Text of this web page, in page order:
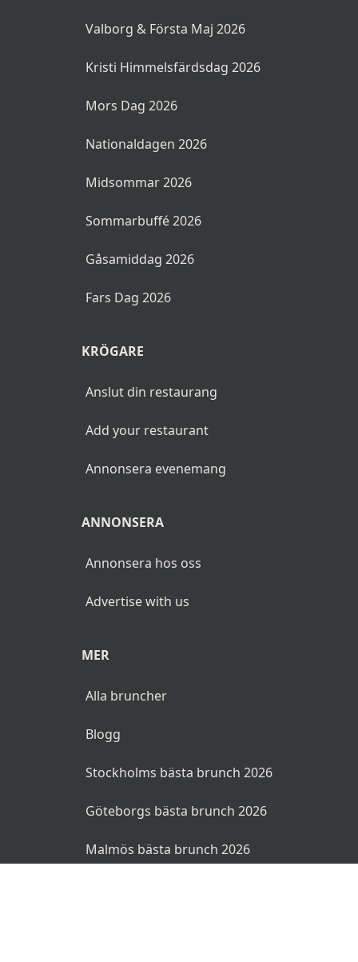
Valborg & Första Maj 2026
Kristi Himmelsfärdsdag 2026
Mors Dag 2026
Nationaldagen 2026
Midsommar 2026
Sommarbuffé 2026
Gåsamiddag 2026
Fars Dag 2026
KRÖGARE
Anslut din restaurang
Add your restaurant
Annonsera evenemang
ANNONSERA
Annonsera hos oss
Advertise with us
MER
Alla bruncher
Blogg
Stockholms bästa brunch 2026
Göteborgs bästa brunch 2026
Malmös bästa brunch 2026